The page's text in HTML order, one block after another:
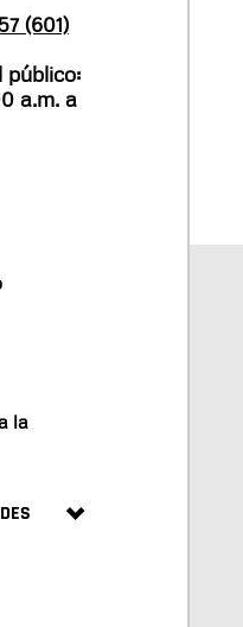
(601)
público:
a.m. a
la